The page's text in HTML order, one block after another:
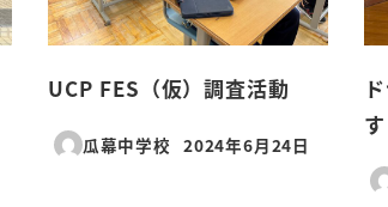
UCP FES（仮）調査活動
瓜幕中学校
投稿日
2024年6月24日